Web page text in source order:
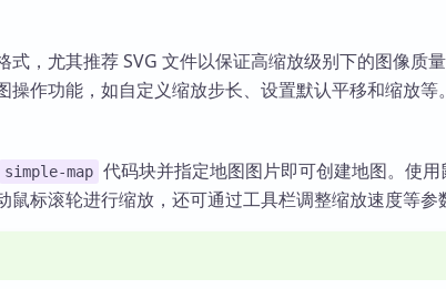
式，尤其推荐 SVG 文件以保证高缩放级别下的图像质量
操作功能，如自定义缩放步长、设置默认平移和缩放等。
simple-map 代码块并指定地图图片即可创建地图。使
鼠标滚轮进行缩放，还可通过工具栏调整缩放速度等参